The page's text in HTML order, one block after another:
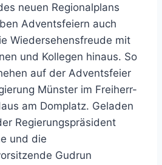
neuen Regionalplans
Adventsfeiern auch
Wiedersehensfreude mit
und Kollegen hinaus. So
auf der Adventsfeier
Münster im Freiherr-
am Domplatz. Geladen
Regierungspräsident
und die
Gudrun